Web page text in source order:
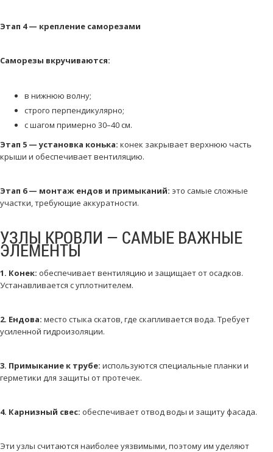
Этап 4 — крепление саморезами
Саморезы вкручиваются:
в нижнюю волну;
строго перпендикулярно;
с шагом примерно 30–40 см.
Этап 5 — установка конька: конек закрывает верхнюю часть
крыши и обеспечивает вентиляцию.
Этап 6 — монтаж ендов и примыканий: это самые сложные
участки, требующие аккуратности.
УЗЛЫ КРОВЛИ — САМЫЕ ВАЖНЫЕ
ЭЛЕМЕНТЫ
1. Конек: обеспечивает вентиляцию и защищает от осадков.
Устанавливается с уплотнителем.
2. Ендова: место стыка скатов, где скапливается вода. Требует
усиленной гидроизоляции.
3. Примыкание к трубе: используются специальные планки и
герметики для защиты от протечек.
4. Карнизный свес: обеспечивает отвод воды и защиту фасада.
Эти узлы считаются наиболее уязвимыми, поэтому им уделяют